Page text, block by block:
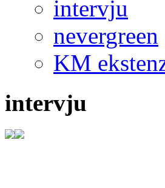
intervju
nevergreen
KM
intervju